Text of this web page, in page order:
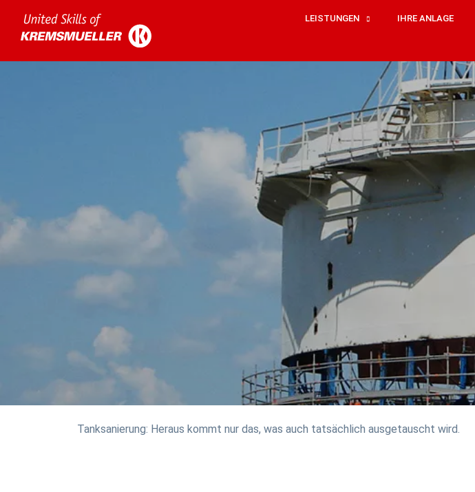
LEISTUNGEN IHRE ANLAGE
Tanksanierung: Heraus kommt nur das, was auch tatsächlich ausgetauscht wird.